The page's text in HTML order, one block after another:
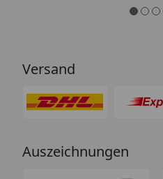
Versand
Auszeichnungen